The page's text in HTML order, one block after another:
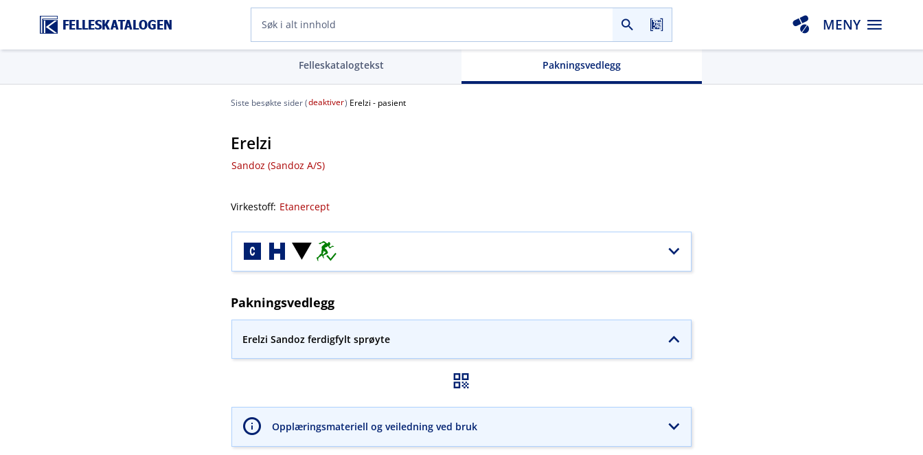
FELLESKATALOGEN MENY
Felleskatalogtekst Pakningsvedlegg
Siste besøkte sider (deaktiver) Erelzi - pasient
Erelzi
Sandoz (Sandoz A​/​S)
Virkestoff: Etanercept
Pakningsvedlegg
Erelzi Sandoz ferdigfylt sprøyte
Opplæringsmateriell og veiledning ved bruk